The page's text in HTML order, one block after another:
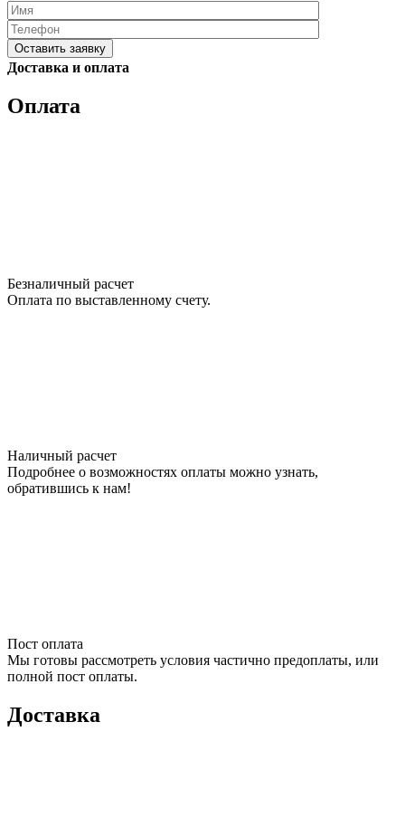
Please
this
field
я
ознакомлен
Доставка и оплата
Оплата
Безналичный расчет
Оплата по выставленному счету.
Наличный расчет
Подробнее о возможностях оплаты можно узнать,
обратившись к нам!
Пост оплата
Мы готовы рассмотреть условия частично предоплаты, или
полной пост оплаты.
Доставка